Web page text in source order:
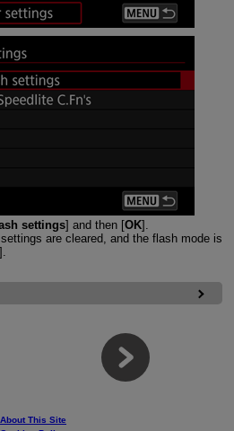
settings] and then [OK].
are cleared, and the flash mode is
].
About This Site